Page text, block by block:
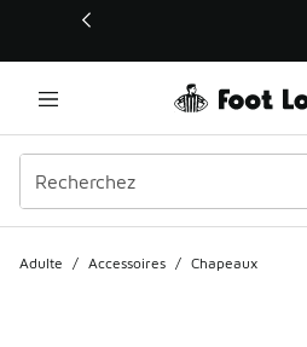
Ce lien s’ouvrira dans une nouvelle
Adulte / Accessoires / Chapeaux